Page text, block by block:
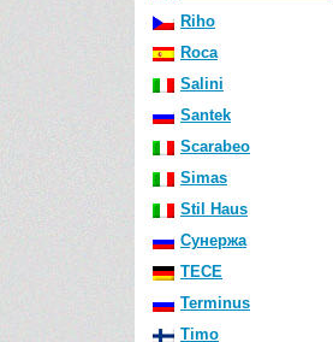
Riho
Roca
Salini
Santek
Scarabeo
Simas
Stil Haus
Сунержа
TECE
Terminus
Timo